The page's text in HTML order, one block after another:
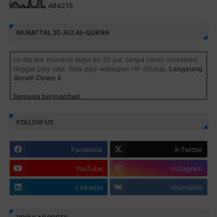
484215
MURATTAL 30 JUZ AL-QUR'AN
Ini dia link murottal Alqur'an 30 juz, tanpa harus download,
tinggal playsaja. Bisa playwalaupun HP ditutup. Langsung
Scroll-Down ⬇️
Semoga bermanfaat.
Juz 1 ⇨
Juz 3 ⇨ http://j.mp/2bFSrtF
Juz 4 ⇨ http://j.mp/2b8SXi3
Juz 5 ⇨ http://j.mp/2b8RZm3
FOLLOW US
Facebook X-Twitter
YouTube Instagram
LinkedIn VKontakte